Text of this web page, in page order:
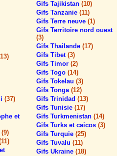
(37)
et
(9)
Gifs Tajikistan (10)
Gifs Tanzanie (11)
Gifs Terre neuve (1)
Gifs Territoire nord ouest
(3)
Gifs Thailande (17)
Gifs Tibet (3)
Gifs Timor (2)
Gifs Togo (14)
Gifs Tokelau (3)
Gifs Tonga (12)
Gifs Trinidad (13)
Gifs Tunisie (17)
Gifs Turkmenistan (14)
Gifs Turks et caicos (3)
Gifs Turquie (25)
Gifs Tuvalu (11)
Gifs Ukraine (18)